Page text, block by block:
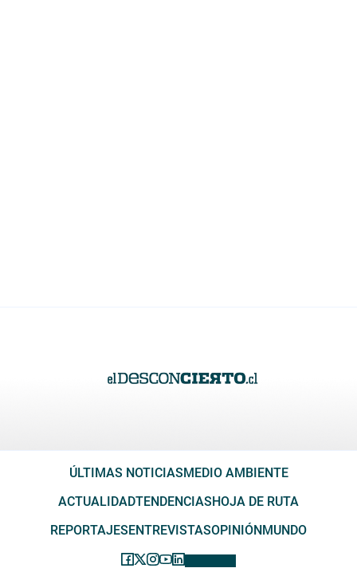
ÚLTIMAS NOTICIAS MEDIO AMBIENTE
ACTUALIDADTENDENCIAS HOJA DE RUTA
REPORTAJES ENTREVISTASOPINIÓN MUNDO